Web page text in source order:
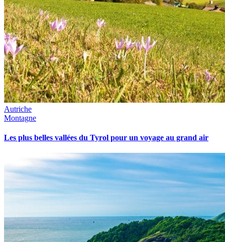
Autriche
Montagne
Les plus belles vallées du Tyrol pour un voyage au grand air